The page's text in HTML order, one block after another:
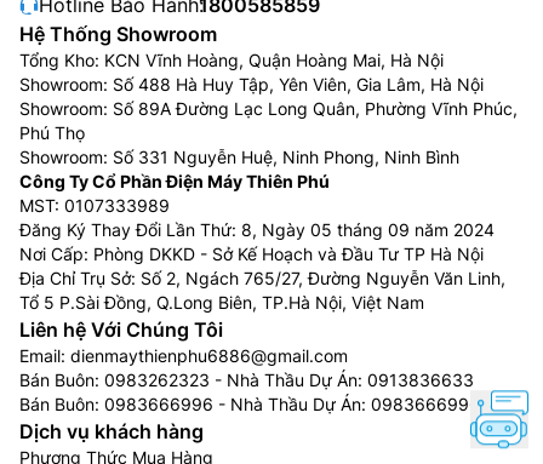
Hệ Thống Showroom
Tổng Kho: KCN Vĩnh Hoàng, Quận Hoàng Mai, Hà Nội
Showroom: Số 488 Hà Huy Tập, Yên Viên, Gia Lâm, Hà Nội
Showroom: Số 89A Đường Lạc Long Quân, Phường Vĩnh Phúc,
Phú Thọ
Showroom: Số 331 Nguyễn Huệ, Ninh Phong, Ninh Bình
Công Ty Cổ Phần Điện Máy Thiên Phú
MST: 0107333989
Đăng Ký Thay Đổi Lần Thứ: 8, Ngày 05 tháng 09 năm 2024
Nơi Cấp: Phòng DKKD - Sở Kế Hoạch và Đầu Tư TP Hà Nội
Địa Chỉ Trụ Sở: Số 2, Ngách 765/27, Đường Nguyễn Văn Linh,
Tổ 5 P.Sài Đồng, Q.Long Biên, TP.Hà Nội, Việt Nam
Liên hệ Với Chúng Tôi
Email: dienmaythienphu6886@gmail.com
Bán Buôn: 0983262323 - Nhà Thầu Dự Án: 0913836633
Bán Buôn: 0983666996 - Nhà Thầu Dự Án: 0983666996
Dịch vụ khách hàng
Phương Thức Mua Hàng